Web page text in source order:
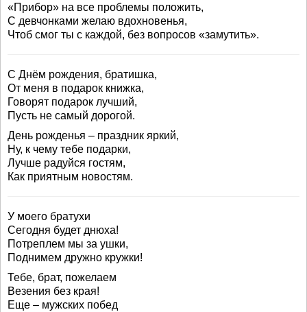
«Прибор» на все проблемы положить,
С девчонками желаю вдохновенья,
Чтоб смог ты с каждой, без вопросов «замутить».
С Днём рождения, братишка,
От меня в подарок книжка,
Говорят подарок лучший,
Пусть не самый дорогой.
День рожденья – праздник яркий,
Ну, к чему тебе подарки,
Лучше радуйся гостям,
Как приятным новостям.
У моего братухи
Сегодня будет днюха!
Потреплем мы за ушки,
Поднимем дружно кружки!
Тебе, брат, пожелаем
Везения без края!
Еще – мужских побед